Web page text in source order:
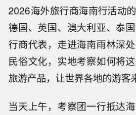
2026海外旅行商海南行活动
德国、英国、澳大利亚、泰
行商代表，走进海南雨林深处
民俗文化，实地考察如何将
旅游产品，让世界各地的游客
当天上午，考察团一行抵达